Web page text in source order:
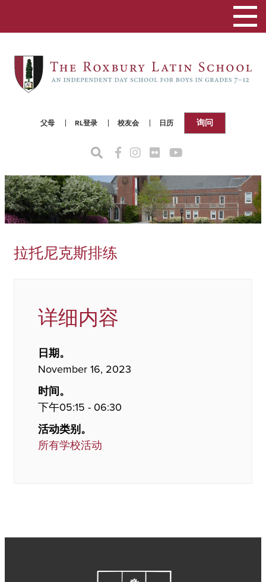
父母 RL登录 校友会 日历 询问
切
换
导
拉托尼克斯排练
详细内容
日期。
November 16, 2023
时间。
下午05:15 - 06:30
活动类别。
所有学校活动